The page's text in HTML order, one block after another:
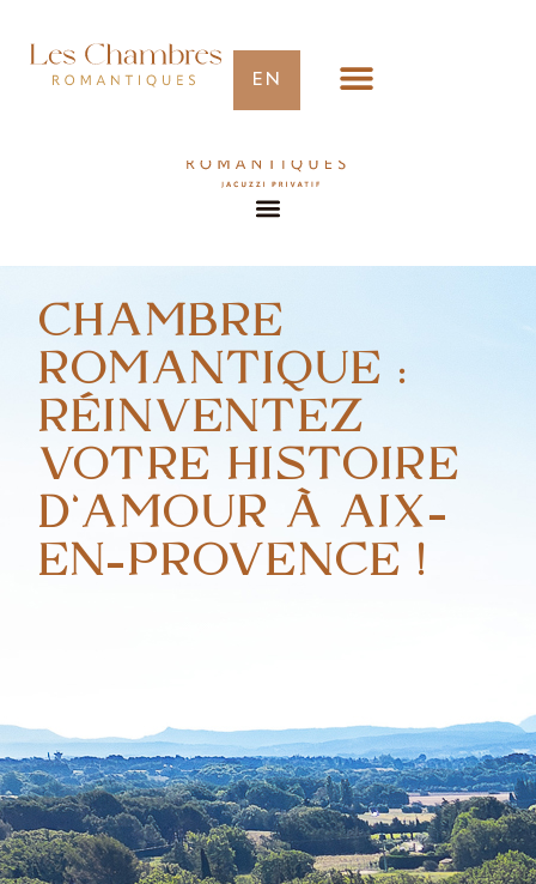
EN
CHAMBRE
ROMANTIQUE :
RÉINVENTEZ
VOTRE HISTOIRE
D’AMOUR À AIX-
EN-PROVENCE !